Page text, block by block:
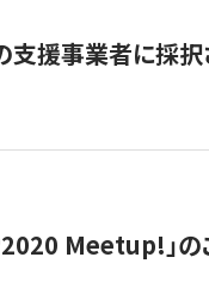
援事業者に採択
Meetup!」の